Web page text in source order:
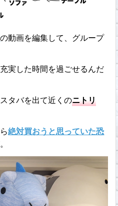
の動画を編集して、グループ
実した時間を過ごせるんだ
タバを出て近くのニトリ
絶対買おうと思っていた恐